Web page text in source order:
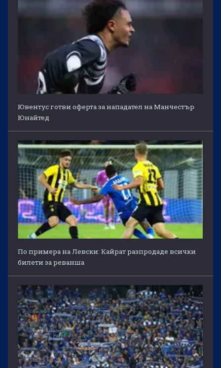
Ювентус готви оферта за нападател на Манчестър
Юнайтед
По примера на Левски: Кайрат разпродаде всички
билети за реванша